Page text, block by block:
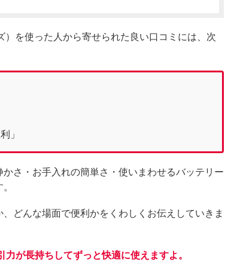
を使った人から寄せられた良い口コミには、次
」
さ・お手入れの簡単さ・使いまわせるバッテリー
どんな場面で便利かをくわしくお伝えしていきま
が長持ちしてずっと快適に使えますよ。